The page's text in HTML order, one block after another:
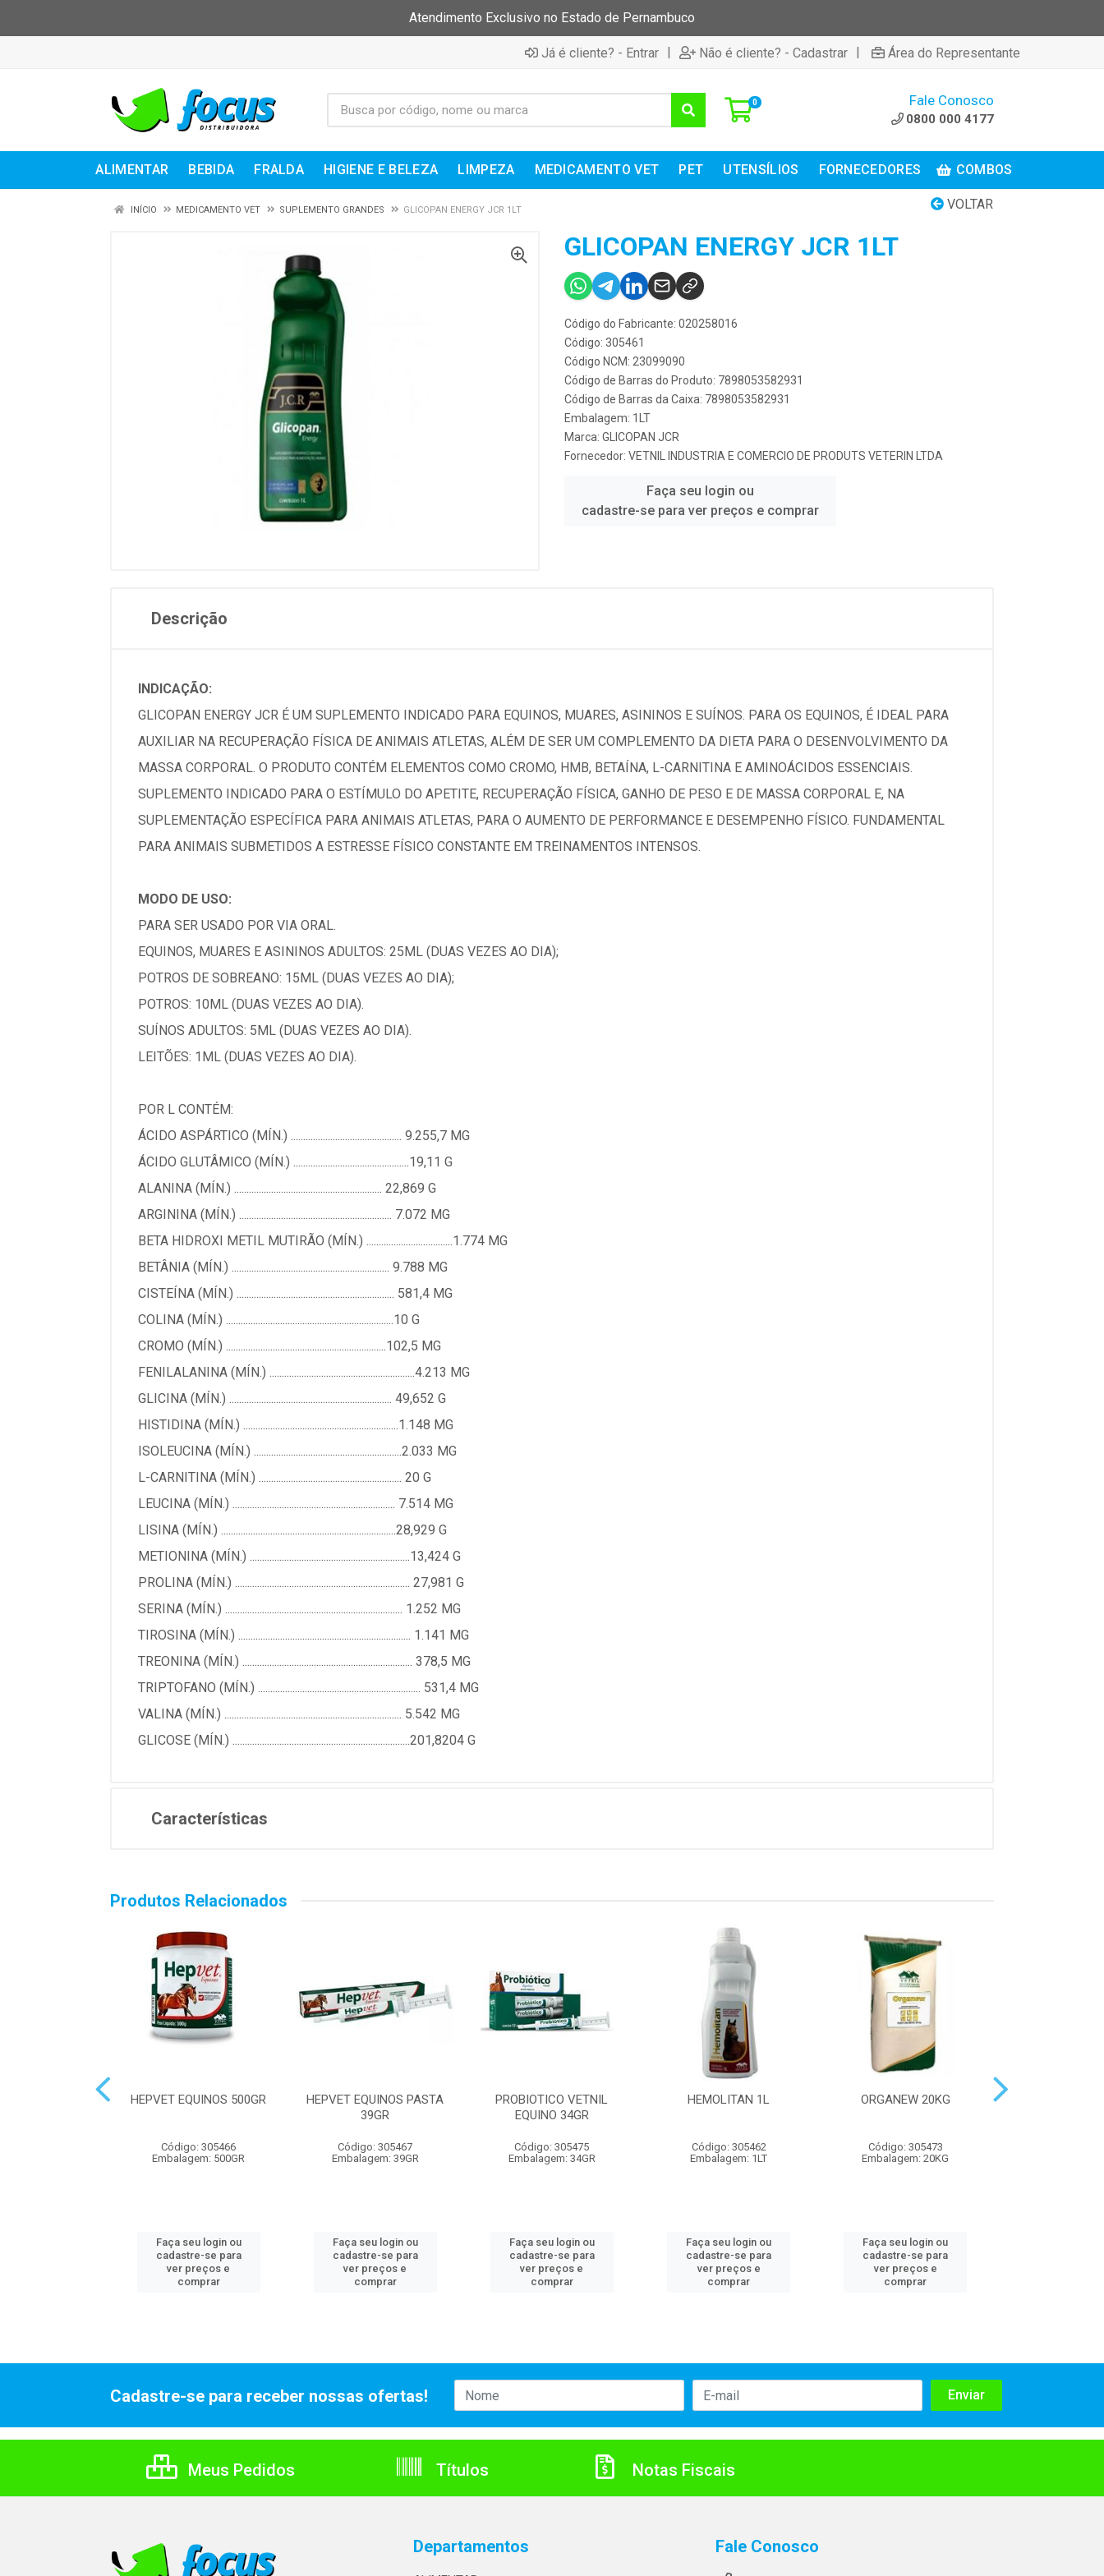
Atendimento Exclusivo no Estado de Pernambuco
Já é cliente? - Entrar | Não é cliente? - Cadastrar | Área do Representante
0 Fale Conosco
0800 000 4177
ALIMENTAR BEBIDA FRALDA HIGIENE E BELEZA LIMPEZA MEDICAMENTO VET PET UTENSÍLIOS FORNECEDORES COMBOS
VOLTAR
INÍCIO MEDICAMENTO VET SUPLEMENTO GRANDES GLICOPAN ENERGY JCR 1LT
GLICOPAN ENERGY JCR 1LT
Código do Fabricante: 020258016
Código: 305461
Código NCM: 23099090
Código de Barras do Produto: 7898053582931
Código de Barras da Caixa: 7898053582931
Embalagem: 1LT
Marca: GLICOPAN JCR
Fornecedor: VETNIL INDUSTRIA E COMERCIO DE PRODUTS VETERIN LTDA
Faça seu login ou
cadastre-se para ver preços e comprar
Descrição
INDICAÇÃO:
GLICOPAN ENERGY JCR É UM SUPLEMENTO INDICADO PARA EQUINOS, MUARES, ASININOS E SUÍNOS. PARA OS EQUINOS, É IDEAL PARA
AUXILIAR NA RECUPERAÇÃO FÍSICA DE ANIMAIS ATLETAS, ALÉM DE SER UM COMPLEMENTO DA DIETA PARA O DESENVOLVIMENTO DA
MASSA CORPORAL. O PRODUTO CONTÉM ELEMENTOS COMO CROMO, HMB, BETAÍNA, L-CARNITINA E AMINOÁCIDOS ESSENCIAIS.
SUPLEMENTO INDICADO PARA O ESTÍMULO DO APETITE, RECUPERAÇÃO FÍSICA, GANHO DE PESO E DE MASSA CORPORAL E, NA
SUPLEMENTAÇÃO ESPECÍFICA PARA ANIMAIS ATLETAS, PARA O AUMENTO DE PERFORMANCE E DESEMPENHO FÍSICO. FUNDAMENTAL
PARA ANIMAIS SUBMETIDOS A ESTRESSE FÍSICO CONSTANTE EM TREINAMENTOS INTENSOS.
MODO DE USO:
PARA SER USADO POR VIA ORAL.
EQUINOS, MUARES E ASININOS ADULTOS: 25ML (DUAS VEZES AO DIA);
POTROS DE SOBREANO: 15ML (DUAS VEZES AO DIA);
POTROS: 10ML (DUAS VEZES AO DIA).
SUÍNOS ADULTOS: 5ML (DUAS VEZES AO DIA).
LEITÕES: 1ML (DUAS VEZES AO DIA).
POR L CONTÉM:
ÁCIDO ASPÁRTICO (MÍN.) ............................................. 9.255,7 MG
ÁCIDO GLUTÂMICO (MÍN.) ...............................................19,11 G
ALANINA (MÍN.) ............................................................ 22,869 G
ARGININA (MÍN.) .............................................................. 7.072 MG
BETA HIDROXI METIL MUTIRÃO (MÍN.) ...................................1.774 MG
BETÂNIA (MÍN.) ................................................................ 9.788 MG
CISTEÍNA (MÍN.) ................................................................ 581,4 MG
COLINA (MÍN.) ....................................................................10 G
CROMO (MÍN.) .................................................................102,5 MG
FENILALANINA (MÍN.) ...........................................................4.213 MG
GLICINA (MÍN.) .................................................................. 49,652 G
HISTIDINA (MÍN.) ...............................................................1.148 MG
ISOLEUCINA (MÍN.) ............................................................2.033 MG
L-CARNITINA (MÍN.) .......................................................... 20 G
LEUCINA (MÍN.) .................................................................. 7.514 MG
LISINA (MÍN.) .......................................................................28,929 G
METIONINA (MÍN.) .................................................................13,424 G
PROLINA (MÍN.) ....................................................................... 27,981 G
SERINA (MÍN.) ........................................................................ 1.252 MG
TIROSINA (MÍN.) ...................................................................... 1.141 MG
TREONINA (MÍN.) ..................................................................... 378,5 MG
TRIPTOFANO (MÍN.) .................................................................. 531,4 MG
VALINA (MÍN.) ........................................................................ 5.542 MG
GLICOSE (MÍN.) ........................................................................201,8204 G
Características
Produtos Relacionados
HEPVET EQUINOS 500GR
Código: 305466
Embalagem: 500GR
Faça seu login ou
cadastre-se para
ver preços e
comprar
HEPVET EQUINOS PASTA
39GR
Código: 305467
Embalagem: 39GR
Faça seu login ou
cadastre-se para
ver preços e
comprar
PROBIOTICO VETNIL
EQUINO 34GR
Código: 305475
Embalagem: 34GR
Faça seu login ou
cadastre-se para
ver preços e
comprar
HEMOLITAN 1L
Código: 305462
Embalagem: 1LT
Faça seu login ou
cadastre-se para
ver preços e
comprar
ORGANEW 20KG
Código: 305473
Embalagem: 20KG
Faça seu login ou
cadastre-se para
ver preços e
comprar
Cadastre-se para receber nossas ofertas!
Meus Pedidos Títulos Notas Fiscais
Departamentos Fale Conosco